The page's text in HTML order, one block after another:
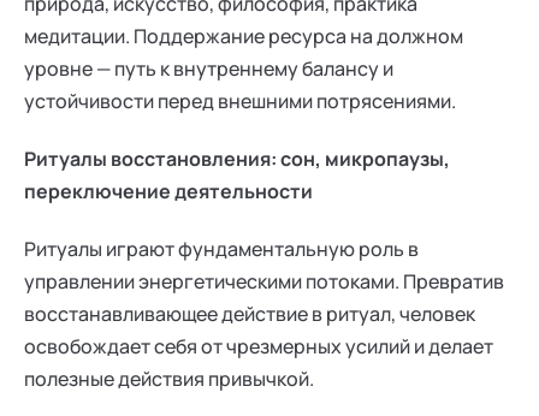
медитации. Поддержание ресурса на должном
уровне — путь к внутреннему балансу и
устойчивости перед внешними потрясениями.
Ритуалы восстановления: сон, микропаузы,
переключение деятельности
Ритуалы играют фундаментальную роль в
управлении энергетическими потоками. Превратив
восстанавливающее действие в ритуал, человек
освобождает себя от чрезмерных усилий и делает
полезные действия привычкой.